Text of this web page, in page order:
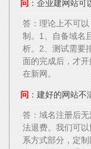
问：企业建网站可
答：理论上不可
制。1、自备域名
析。2、测试需要
面的完成后，才
在新网。
问：建好的网站不
答：域名注册后
法退费。我们可
系方式部分，定